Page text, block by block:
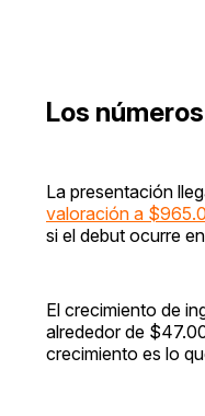
Los
La presentación
valoración a
si el debut ocurre
El crecimiento de
alrededor de
crecimiento es lo